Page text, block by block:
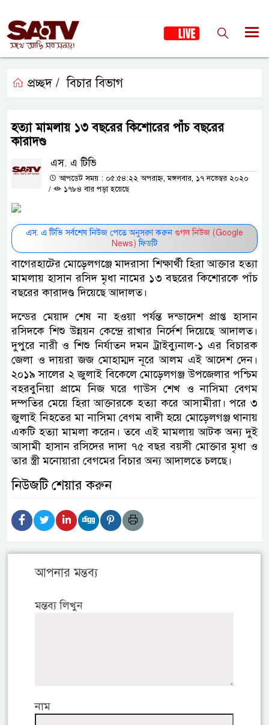
প্রচ্ছদ / বিচার বিভাগ
হত্যা মামলায় ১৩ বছরের কিশোরের পাঁচ বছরের
কারাদণ্ড
এস. এ টিভি
আপডেট সময় : ০৫:৫৪:২২ অপরাহ্ন, মঙ্গলবার, ১৭ নভেম্বর ২০২০
/
১৭৮৪ বার পড়া হয়েছে
এস. এ টিভি সর্বশেষ নিউজ পেতে অনুসরণ করুন গুগল নিউজ (Google
News) ফিডটি
বাগেরহাটের মোড়েলগঞ্জে মাদরাসা শিক্ষার্থী হিরা আক্তার হত্যা
মামলায় হাসান রসিদ মৃধা নামের ১৩ বছরের কিশোরকে পাঁচ
বছরের কারাদণ্ড দিয়েছে আদালত।
দন্ডের মেয়াদ শেষ না হওয়া পর্যন্ত দন্ডাদেশ প্রাপ্ত হাসান
রসিদকে শিশু উন্নয়ন কেন্দ্রে রাখার নির্দেশ দিয়েছে আদালত।
দুপুরে নারী ও শিশু নির্যাতন দমন ট্রাইব্যুনাল-১ এর বিচারক
জেলা ও দায়রা জজ মোহাম্মদ নূরে আলম এই আদেশ দেন।
২০১৯ সালের ২ জুলাই বিকেলে মোড়েলগঞ্জ উপজেলার পশ্চিম
বহরবুনিয়া প্রামে নিজ ঘরে গাউস শেখ ও নাসিমা বেগম
দম্পতির মেয়ে হিরা আক্তারকে হত্যা করে আসামীরা। পরে ৩
জুলাই নিহতের মা নাসিমা বেগম বাদী হয়ে মোড়েলগঞ্জ থানায়
একটি হত্যা মামলা করেন। তবে এই মামলায় আটক অন্য দুই
আসামী হাসান রসিদের দাদা ৭৫ বছর বয়সী মোক্তার মৃধা ও
তার স্ত্রী মনোয়ারা বেগমের বিচার অন্য আদালতে চলছে।
নিউজটি শেয়ার করুন
আপনার মন্তব্য
মন্তব্য লিখুন
নাম